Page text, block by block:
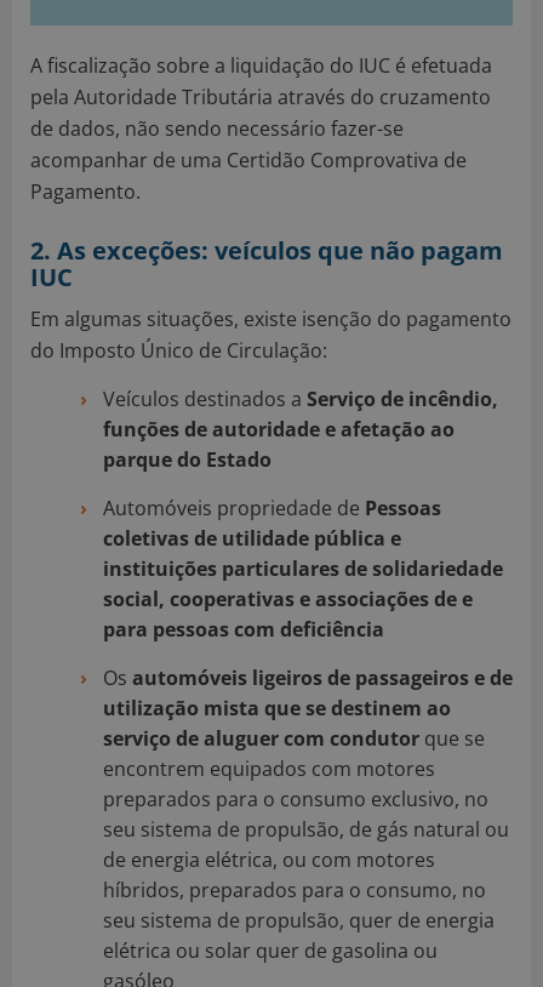
A fiscalização sobre a liquidação do IUC é efetuada
pela Autoridade Tributária através do cruzamento
de dados, não sendo necessário fazer-se
acompanhar de uma Certidão Comprovativa de
Pagamento.
2. As exceções: veículos que não pagam
IUC
Em algumas situações, existe isenção do pagamento
do Imposto Único de Circulação:
Veículos destinados a Serviço de incêndio,
funções de autoridade e afetação ao
parque do Estado
Automóveis propriedade de Pessoas
coletivas de utilidade pública e
instituições particulares de solidariedade
social, cooperativas e associações de e
para pessoas com deficiência
Os automóveis ligeiros de passageiros e de
utilização mista que se destinem ao
serviço de aluguer com condutor que se
encontrem equipados com motores
preparados para o consumo exclusivo, no
seu sistema de propulsão, de gás natural ou
de energia elétrica, ou com motores
híbridos, preparados para o consumo, no
seu sistema de propulsão, quer de energia
elétrica ou solar quer de gasolina ou
gasóleo